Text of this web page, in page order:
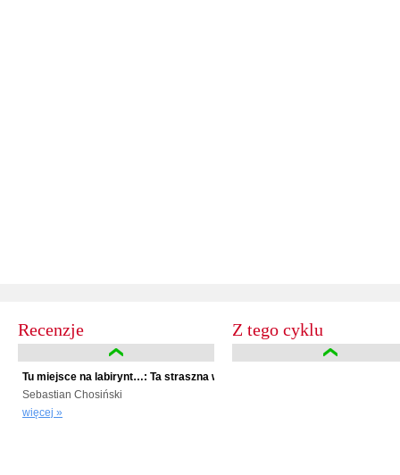
Recenzje
Tu miejsce na labirynt…: Ta straszna wiosna…
Sebastian Chosiński
więcej »
Z tego cyklu